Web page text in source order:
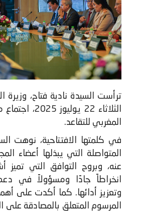
ترأست السيدة نادية فتاح، وزيرة
الثلاثاء 22
المغربي للتقاعد.
في كلمتها الافتتاحية، نوهت
المتواصلة التي يبذلها أعضاء
عنه، وبروح التوافق التي
انخراطاً جادًا ومسؤولاً في
وتعزيز أدائها. كما أكدت على
المرسوم المتعلق بالمصادقة على